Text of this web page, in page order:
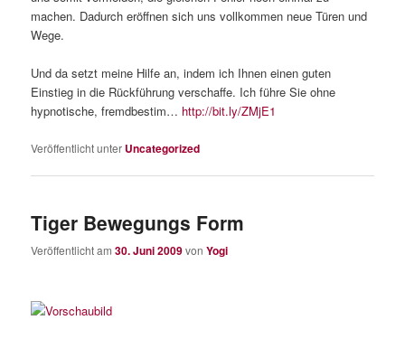
machen. Dadurch eröffnen sich uns vollkommen neue Türen und
Wege.
Und da setzt meine Hilfe an, indem ich Ihnen einen guten
Einstieg in die Rückführung verschaffe. Ich führe Sie ohne
hypnotische, fremdbestim… http://bit.ly/ZMjE1
Veröffentlicht unter Uncategorized
Tiger Bewegungs Form
Veröffentlicht am30. Juni 2009vonYogi